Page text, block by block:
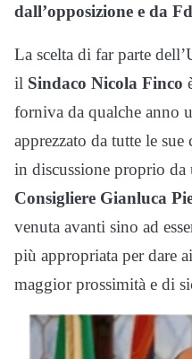
dall’opposizione e da
La scelta di far parte
il Sindaco Nicola Finco
forniva da qualche anno
apprezzato da tutte le sue
in discussione proprio da
Consigliere Gianluca
venuta avanti sino ad
più appropriata per dare
maggior prossimità e di